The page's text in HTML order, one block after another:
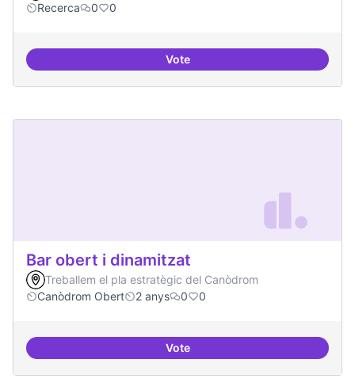
Recerca
0 0
VoteDigitalització de l'administració
Bar obert i dinamitzat
Treballem el pla estratègic del Canòdrom
Canòdrom Obert
2 anys 0 0
VoteBar obert i dinamitzat